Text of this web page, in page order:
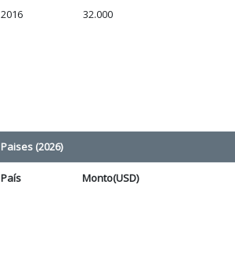
2016 32.000
Paises (2026)
País Monto(USD)